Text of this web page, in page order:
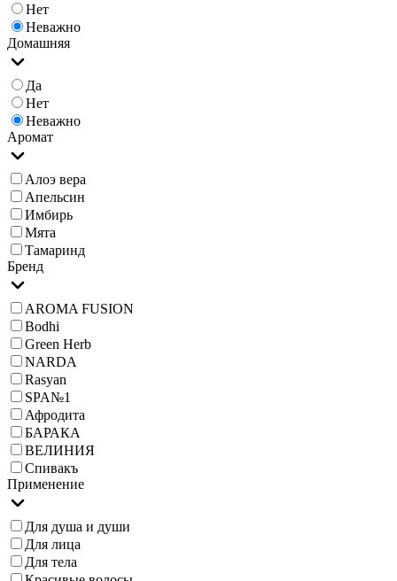
Нет
Неважно
Домашняя
Да
Нет
Неважно
Аромат
Алоэ вера
Апельсин
Имбирь
Мята
Тамаринд
Бренд
AROMA FUSION
Bodhi
Green Herb
NARDA
Rasyan
SPA№1
Афродита
БАРАКА
ВЕЛИНИЯ
Спивакъ
Применение
Для душа и души
Для лица
Для тела